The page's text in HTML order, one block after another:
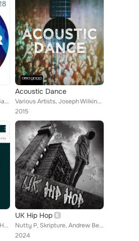
Andrew Beaton, HypeMan Sage
Acoustic Dance
Various Artists, Joseph Wilkinson, Andrew Beaton, Tom Linden, Harry Valentine, Gavin Bell, James Walsh, Harry Keystone, Rodney C...
2015
Various Artists, Silhouetted Horizons, Andrew Beaton, Still, NDread, Unseen Team
UK Hip Hop
Nutty P, Skripture, Andrew Beaton, Nelson Navarro, illHAYES, Genesis Elijah
2024